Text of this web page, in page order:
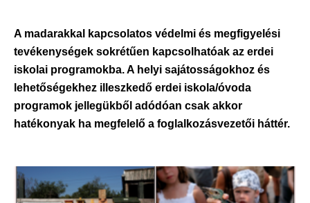
szolgáltatók
számára!)
A madarakkal kapcsolatos védelmi és megfigyelési
tevékenységek sokrétűen kapcsolhatóak az erdei
iskolai programokba. A helyi sajátosságokhoz és
lehetőségekhez illeszkedő erdei iskola/óvoda
programok jellegükből adódóan csak akkor
hatékonyak ha megfelelő a foglalkozásvezetői háttér.